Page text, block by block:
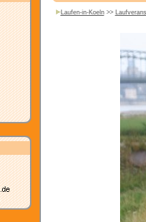
Laufen-in-Koeln>>